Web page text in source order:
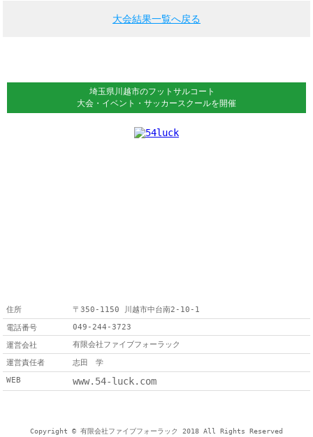
大会結果一覧へ戻る
埼玉県川越市のフットサルコート
大会・イベント・サッカースクールを開催
住所
〒350-1150 川越市中台南2-10-1
電話番号
049-244-3723
運営会社
有限会社ファイブフォーラック
運営責任者
志田 学
WEB
www.54-luck.com
Copyright © 有限会社ファイブフォーラック 2018 All Rights Reserved